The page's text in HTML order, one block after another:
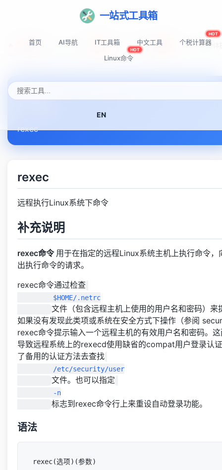
一站式工具箱
首页 AI导航 IT工具箱 中文工具 个税计算器
HOT
Linux命令
HOT
EN
🔥 热门推荐: Top-AI-Tools NEW AI提示词秘籍 NEW AI IDE智能体
rexec
rexec
rexec
远程执行Linux系统下命令
补充说明
rexec命令 用于在指定的远程Linux系统主机上执行命令
出执行命令的请求。
rexec命令通过检查
文件（包含远程主机上使用的用户名和密码）来
如果没有发现此类项或系统在安全方式下操作（参阅
rexec命令提示输入一个远程主机的有效用户名和密码。
导致远程系统上的rexecd使用缺省的compat用户登录认
了备用的认证方法去查找
文件。也可以指定
标志到rexec命令行上来重设自动登录功能。
语法